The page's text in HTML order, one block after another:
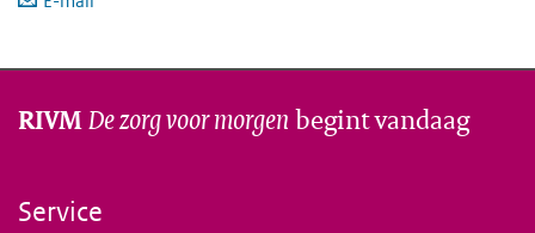
RIVMDe zorg voor morgen begint vandaag
Service